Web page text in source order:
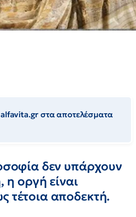
alfavita.gr στα αποτελέσματα
δεν υπάρχουν
η οργή είναι
τέτοια αποδεκτή.